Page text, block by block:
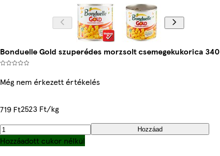
Bonduelle Gold szuperédes morzsolt csemegekukorica
Még nem érkezett értékelés
719 Ft2523 Ft/kg
Hozzáad
Hozzáadott cukor nélkül